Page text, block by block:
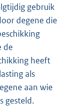
gebruik
degene die
de
heeft
als
aan wie
gesteld.